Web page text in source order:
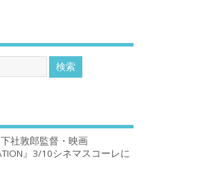
社敦郎監督・映画
』3/10シネマスコーレに